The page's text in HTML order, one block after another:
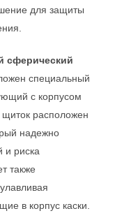
для защиты
сферический
специальный
с корпусом
расположен
надежно
и риска
также
в корпус каски.